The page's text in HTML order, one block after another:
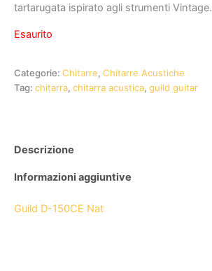
tartarugata ispirato agli strumenti Vintage.
Esaurito
Categorie: Chitarre, Chitarre Acustiche
Tag: chitarra, chitarra acustica, guild guitar
Descrizione
Informazioni aggiuntive
Guild D-150CE Nat